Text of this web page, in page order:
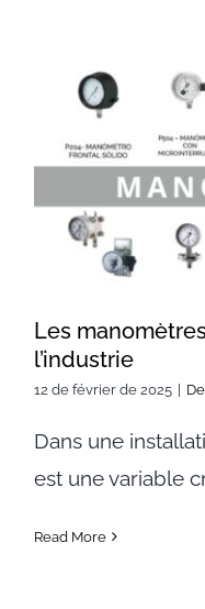
Les
Les
l’industrie
12 de février de 2025
Dans une
est une variable
Read More